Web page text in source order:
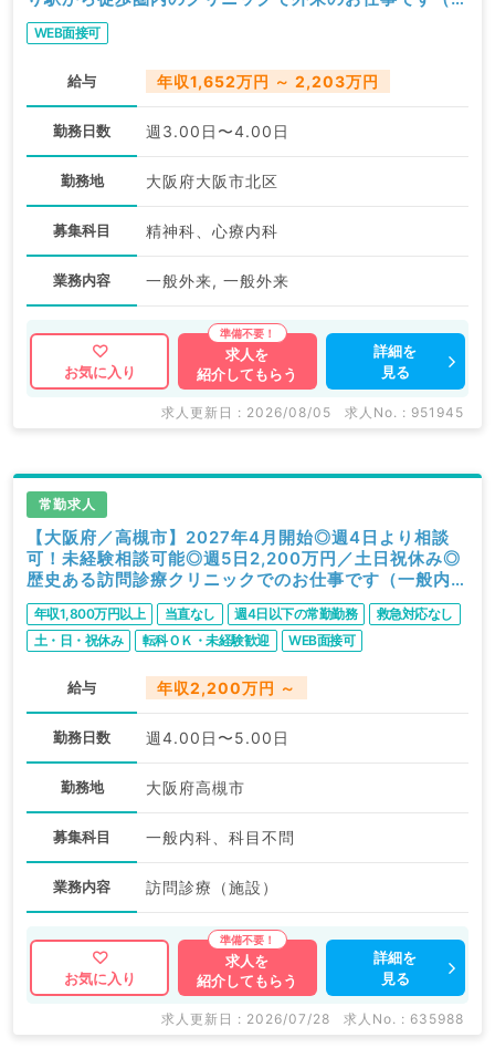
療内科・精神科／常勤）
WEB面接可
給与 年収1,652万円 ～ 2,203万円
勤務日数 週3.00日〜4.00日
勤務地 大阪府大阪市北区
募集科目 精神科、心療内科
業務内容 一般外来, 一般外来
お気に入り
求人を
紹介してもらう
詳細を
見る
求人更新日 : 2026/08/05 求人No. : 951945
常勤求人
【大阪府／高槻市】2027年4月開始◎週4日より相談
可！未経験相談可能◎週5日2,200万円／土日祝休み◎
歴史ある訪問診療クリニックでのお仕事です（一般内科
／常勤）
年収1,800万円以上 当直なし 週4日以下の常勤勤務
救急対応なし
土・日・祝休み
転科ＯＫ・未経験歓迎 WEB面接可
給与 年収2,200万円 ～
勤務日数 週4.00日〜5.00日
勤務地 大阪府高槻市
募集科目 一般内科、科目不問
業務内容 訪問診療（施設）
お気に入り
求人を
紹介してもらう
詳細を
見る
求人更新日 : 2026/07/28 求人No. : 635988